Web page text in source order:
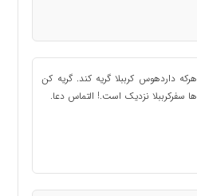
هرکه داردهوس کرببلا گریه کند. گریه کن
ها سفرکرببلا نزدیک است.! التماس دعا.